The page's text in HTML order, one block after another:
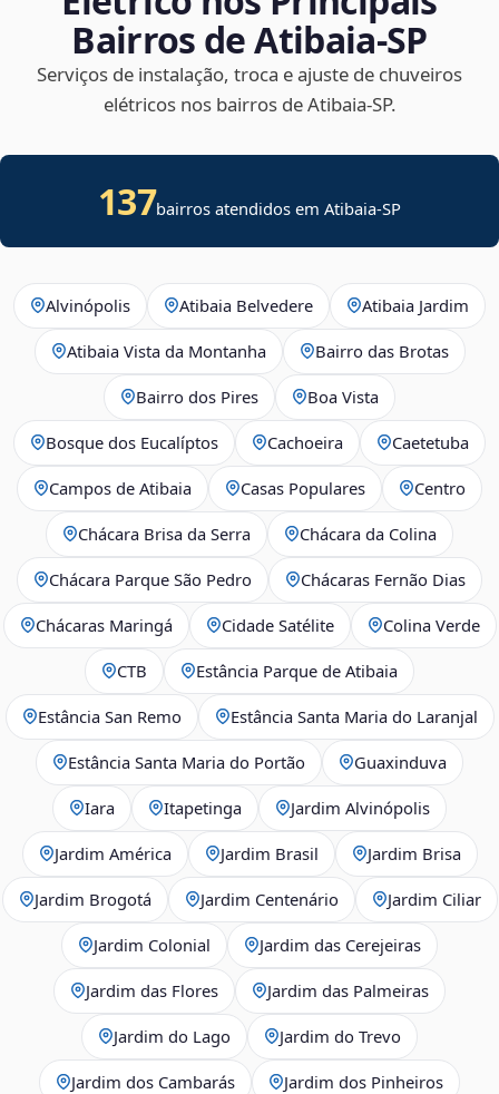
Bairros de Atibaia‑SP
Serviços de instalação, troca e ajuste de chuveiros
elétricos nos bairros de Atibaia‑SP.
137bairros atendidos em Atibaia-SP
Alvinópolis Atibaia Belvedere Atibaia Jardim
Atibaia Vista da Montanha Bairro das Brotas
Bairro dos Pires Boa Vista
Bosque dos Eucalíptos Cachoeira Caetetuba
Campos de Atibaia Casas Populares Centro
Chácara Brisa da Serra Chácara da Colina
Chácara Parque São Pedro Chácaras Fernão Dias
Chácaras Maringá Cidade Satélite Colina Verde
CTB Estância Parque de Atibaia
Estância San Remo Estância Santa Maria do Laranjal
Estância Santa Maria do Portão Guaxinduva
Iara Itapetinga Jardim Alvinópolis
Jardim América Jardim Brasil Jardim Brisa
Jardim Brogotá Jardim Centenário Jardim Ciliar
Jardim Colonial Jardim das Cerejeiras
Jardim das Flores Jardim das Palmeiras
Jardim do Lago Jardim do Trevo
Jardim dos Cambarás Jardim dos Pinheiros